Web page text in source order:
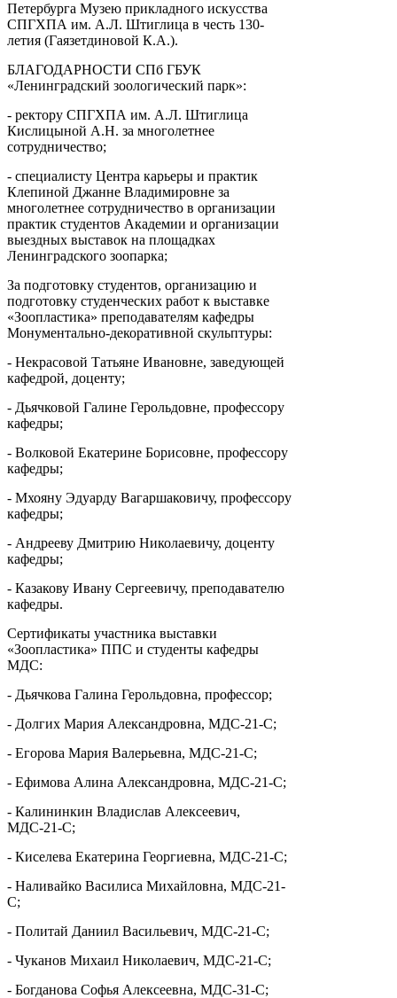
Петербурга Музею прикладного искусства
СПГХПА им. А.Л. Штиглица в честь 130-
летия (Гаязетдиновой К.А.).
БЛАГОДАРНОСТИ СПб ГБУК
«Ленинградский зоологический парк»:
- ректору СПГХПА им. А.Л. Штиглица
Кислицыной А.Н. за многолетнее
сотрудничество;
- специалисту Центра карьеры и практик
Клепиной Джанне Владимировне за
многолетнее сотрудничество в организации
практик студентов Академии и организации
выездных выставок на площадках
Ленинградского зоопарка;
За подготовку студентов, организацию и
подготовку студенческих работ к выставке
«Зоопластика» преподавателям кафедры
Монументально-декоративной скульптуры:
- Некрасовой Татьяне Ивановне, заведующей
кафедрой, доценту;
- Дьячковой Галине Герольдовне, профессору
кафедры;
- Волковой Екатерине Борисовне, профессору
кафедры;
- Мхояну Эдуарду Вагаршаковичу, профессору
кафедры;
- Андрееву Дмитрию Николаевичу, доценту
кафедры;
- Казакову Ивану Сергеевичу, преподавателю
кафедры.
Сертификаты участника выставки
«Зоопластика» ППС и студенты кафедры
МДС:
- Дьячкова Галина Герольдовна, профессор;
- Долгих Мария Александровна, МДС-21-С;
- Егорова Мария Валерьевна, МДС-21-С;
- Ефимова Алина Александровна, МДС-21-С;
- Калининкин Владислав Алексеевич,
МДС-21-С;
- Киселева Екатерина Георгиевна, МДС-21-С;
- Наливайко Василиса Михайловна, МДС-21-
С;
- Политай Даниил Васильевич, МДС-21-С;
- Чуканов Михаил Николаевич, МДС-21-С;
- Богданова Софья Алексеевна, МДС-31-С;